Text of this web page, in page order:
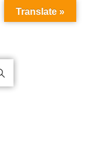
Translate »